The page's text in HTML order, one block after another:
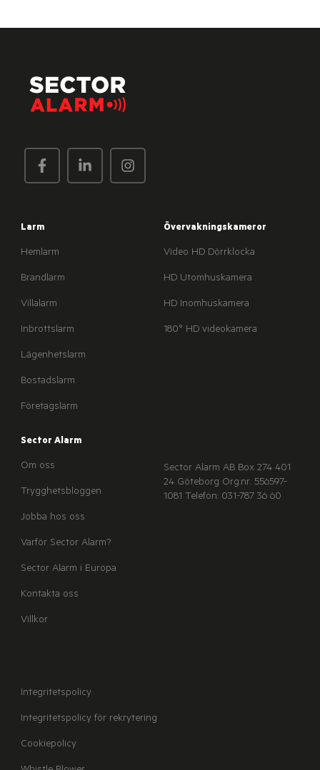
Larm
Hemlarm
Brandlarm
Villalarm
Inbrottslarm
Lägenhetslarm
Bostadslarm
Företagslarm
Övervakningskameror
Video HD Dörrklocka
HD Utomhuskamera
HD Inomhuskamera
180° HD videokamera
Sector Alarm
Om oss
Trygghetsbloggen
Jobba hos oss
Varför Sector Alarm?
Sector Alarm i Europa
Kontakta oss
Villkor
Sector Alarm AB Box 274 401
24 Göteborg Org.nr. 556597-
1081 Telefon: 031-787 36 60
Integritetspolicy
Integritetspolicy för rekrytering
Cookiepolicy